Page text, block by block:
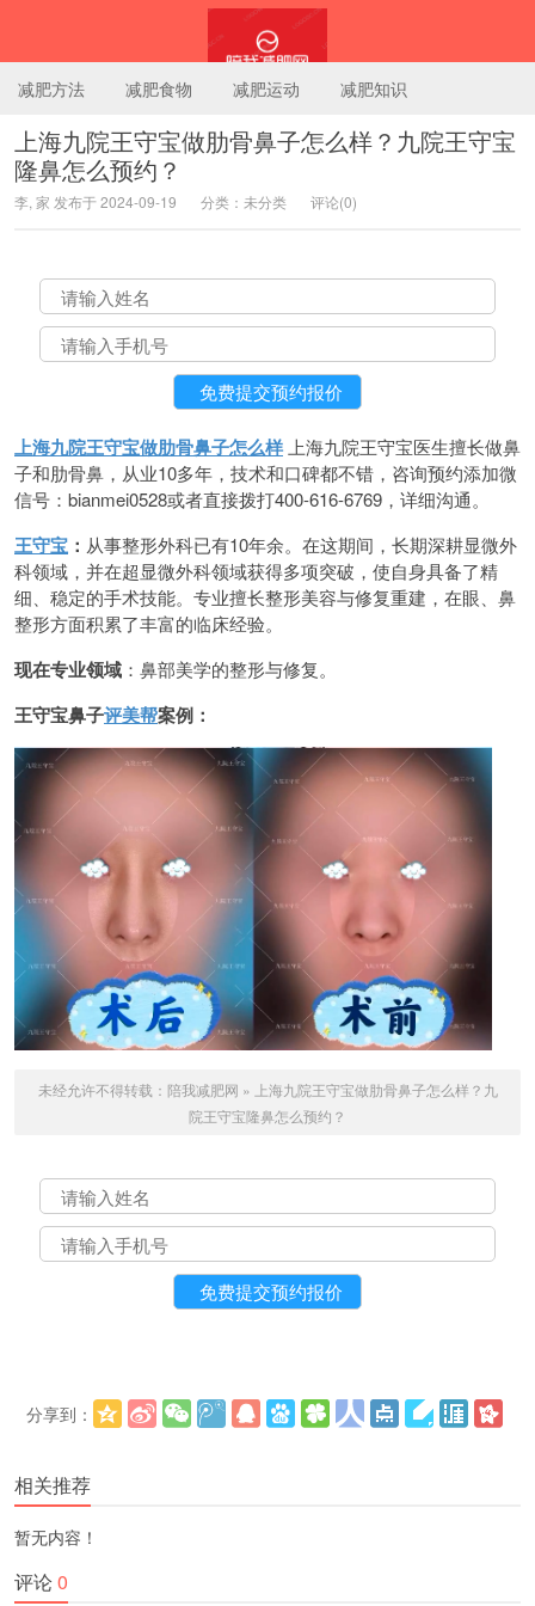
减肥方法 减肥食物 减肥运动 减肥知识
上海九院王守宝做肋骨鼻子怎么样？九院王守宝
隆鼻怎么预约？
李, 家 发布于 2024-09-19 分类：未分类 评论(0)
上海九院王守宝做肋骨鼻子怎么样 上海九院王守宝医生擅长做鼻
子和肋骨鼻，从业10多年，技术和口碑都不错，咨询预约添加微
信号：bianmei0528或者直接拨打400-616-6769，详细沟通。
王守宝 ： 从事整形外科已有10年余。在这期间，长期深耕显微外
科领域，并在超显微外科领域获得多项突破，使自身具备了精
细、稳定的手术技能。专业擅长整形美容与修复重建，在眼、鼻
整形方面积累了丰富的临床经验。
现在专业领域 ：鼻部美学的整形与修复。
王守宝鼻子评美帮案例：
未经允许不得转载： 陪我减肥网 » 上海九院王守宝做肋骨鼻子怎么样？九
院王守宝隆鼻怎么预约？
分享到：
相关推荐
暂无内容！
评论0